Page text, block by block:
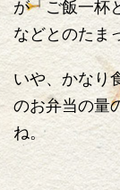
が「ご飯一杯
などとのたま
いや、かなり
のお弁当の量
ね。